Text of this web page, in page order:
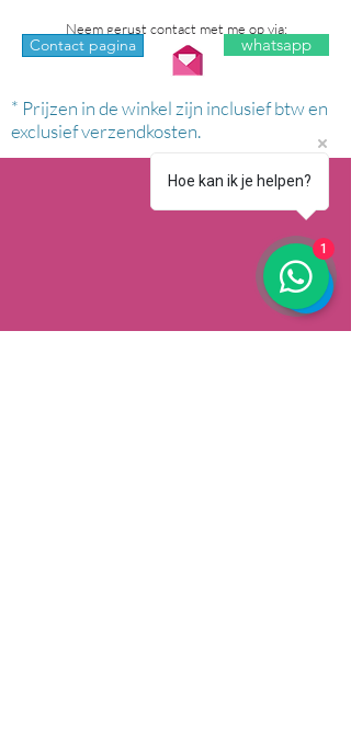
Neem gerust contact met me op via:
Contact pagina whatsapp
* Prijzen in de winkel zijn inclusief btw en
exclusief verzendkosten.
Hoe kan ik je helpen?
1